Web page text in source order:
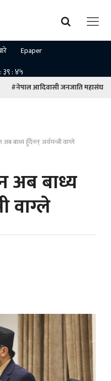
Epaper
#नेपाल आदिवासी जनजाति महासंघ
बाध्य हुँदैनन्ः अर्थमन्त्री वाग्ले
अब बाध्य
वाग्ले